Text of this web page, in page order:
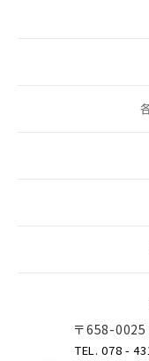
〒658-
TEL. 078 -